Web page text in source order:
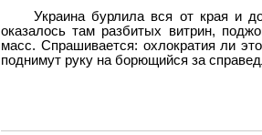
Украина бурлила вся от края и
оказалось там разбитых витрин,
масс. Спрашивается: охлократия ли
поднимут руку на борющийся за